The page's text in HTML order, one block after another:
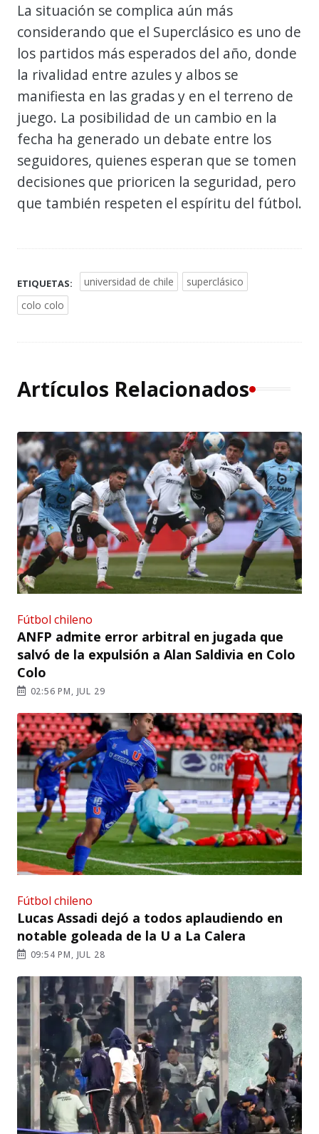
La situación se complica aún más
considerando que el Superclásico es uno de
los partidos más esperados del año, donde
la rivalidad entre azules y albos se
manifiesta en las gradas y en el terreno de
juego. La posibilidad de un cambio en la
fecha ha generado un debate entre los
seguidores, quienes esperan que se tomen
decisiones que prioricen la seguridad, pero
que también respeten el espíritu del fútbol.
ETIQUETAS: universidad de chile
superclásico
colo colo
Artículos Relacionados
Fútbol chileno
ANFP admite error arbitral en jugada que
salvó de la expulsión a Alan Saldivia en Colo
Colo
02:56 PM, JUL 29
Fútbol chileno
Lucas Assadi dejó a todos aplaudiendo en
notable goleada de la U a La Calera
09:54 PM, JUL 28